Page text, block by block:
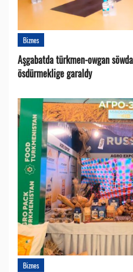
Biznes
Aşgabatda türkmen-owgan
ösdürmeklige garaldy
Biznes